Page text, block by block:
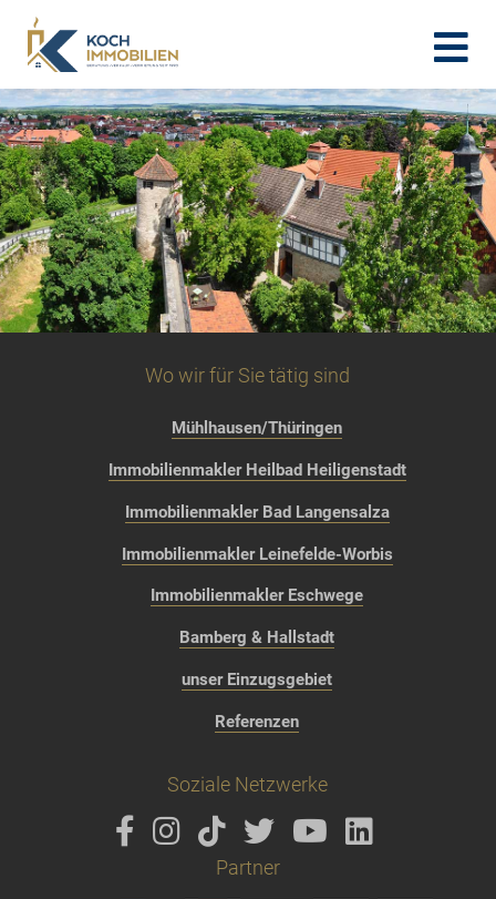
Wo wir für Sie tätig sind
Mühlhausen/Thüringen
Immobilienmakler Heilbad Heiligenstadt
Immobilienmakler Bad Langensalza
Immobilienmakler Leinefelde-Worbis
Immobilienmakler Eschwege
Bamberg & Hallstadt
unser Einzugsgebiet
Referenzen
Soziale Netzwerke
Partner